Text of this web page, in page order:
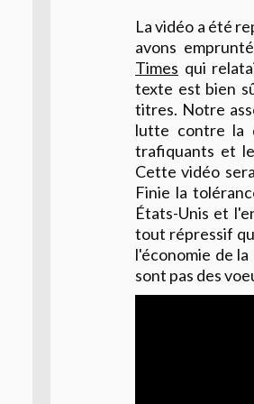
La vidéo a été
avons
Times qui
texte est bien
titres. Notre
lutte contre la
trafiquants et
Cette vidéo
Finie la
États-Unis et
tout répressif
l'économie de
sont pas des